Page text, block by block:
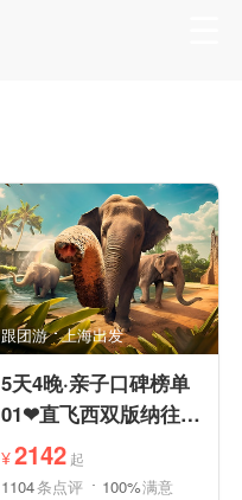
跟团游 上海出发
5天4晚·亲子口碑榜单
01❤直飞西双版纳往返
机票❤拼小团轻奢0购
物纯玩
¥2142 起
1104条点评 100%满意